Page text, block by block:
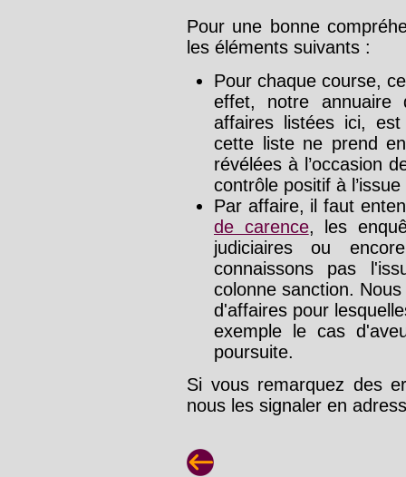
Pour une bonne
les éléments suivants :
Pour chaque course,
effet, notre annuaire
affaires listées ici,
cette liste ne prend
révélées à l’occasion
contrôle positif à
Par affaire, il faut
de carence, les
judiciaires ou
connaissons pas
colonne sanction.
d'affaires pour
exemple le cas
poursuite.
Si vous remarquez des
nous les signaler en